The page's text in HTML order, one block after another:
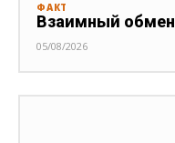
ФАКТ
Взаимный обмен
05/08/2026